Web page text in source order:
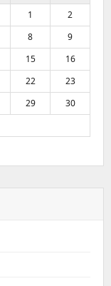
1
2
8
9
15
16
22
23
29
30